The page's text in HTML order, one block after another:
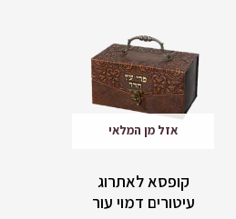
אזל מן המלאי
קופסא לאתרוג
עיטורים דמוי עור